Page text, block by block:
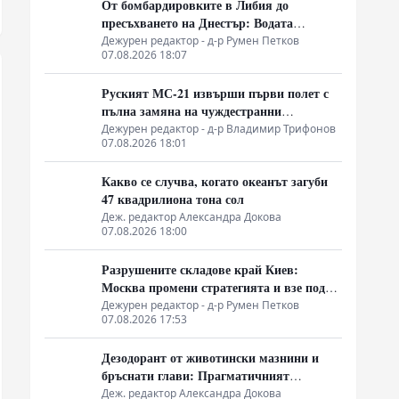
От бомбардировките в Либия до
пресъхването на Днестър: Водата
измества петрола като геополитическо
оръжие
Дежурен редактор - д-р Румен Петков
07.08.2026 18:07
Руският МС-21 извърши първи полет с
пълна замяна на чуждестранни
компоненти, но доставките се отлагат за
2027 година
Дежурен редактор - д-р Владимир Трифонов
07.08.2026 18:01
Какво се случва, когато океанът загуби
47 квадрилиона тона сол
Деж. редактор Александра Докова
07.08.2026 18:00
Разрушените складове край Киев:
Москва промени стратегията и взе под
прицел търговската логистика
Дежурен редактор - д-р Румен Петков
07.08.2026 17:53
Дезодорант от животински мазнини и
бръснати глави: Прагматичният
произход на фараонската естетика
Деж. редактор Александра Докова